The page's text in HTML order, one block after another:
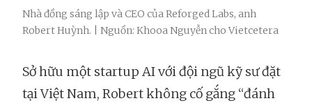
Nhà đồng sáng lập và CEO của Reforged Labs, anh
Robert Huỳnh. | Nguồn: Khooa Nguyễn cho Vietcetera
Sở hữu một startup AI với đội ngũ kỹ sư đặt
tại Việt Nam, Robert không cố gắng “đánh